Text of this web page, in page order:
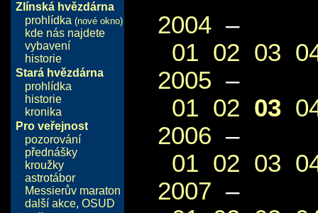
Zlínská hvězdárna
prohlídka (nové okno)
kde nás najdete
vybavení
historie
Stará hvězdárna
prohlídka
historie
kronika
Pro veřejnost
pozorování
přednášky
kroužky
astrotábor
Messierův maraton
další akce, OSUD
2004 –
01 02 03
2005 –
01 02 03
2006 –
01 02 03
2007 –